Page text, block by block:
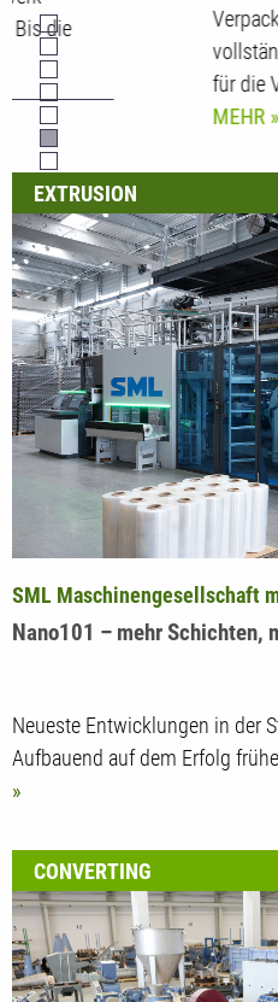
vollständige,
für die
EXTRUSION
SML Maschinengesellschaft
Neueste Entwicklungen in der
Aufbauend auf dem Erfolg
CONVERTING